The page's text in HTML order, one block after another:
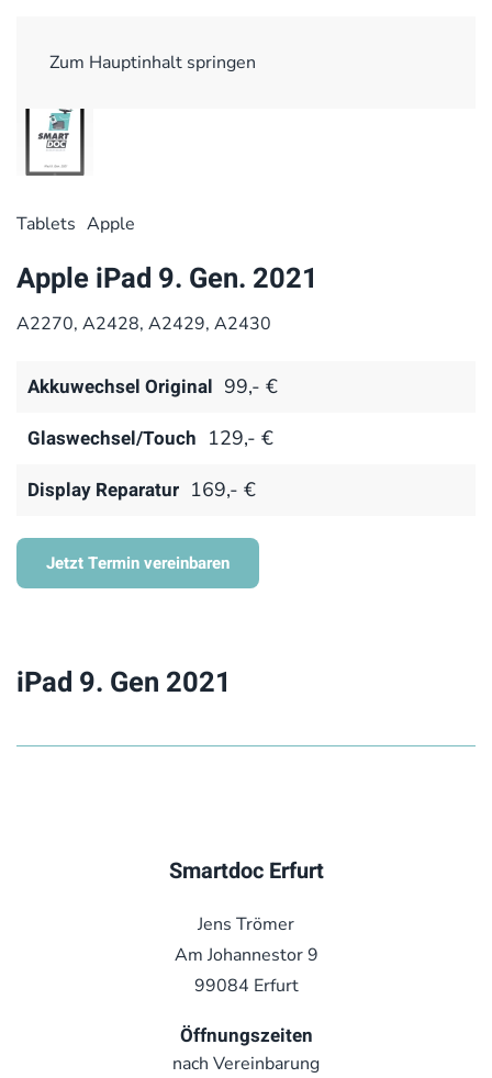
Zum Hauptinhalt springen
Tablets Apple
Apple iPad 9. Gen. 2021
A2270, A2428, A2429, A2430
Akkuwechsel Original 99,- €
Glaswechsel/Touch 129,- €
Display Reparatur 169,- €
Jetzt Termin vereinbaren
iPad 9. Gen 2021
Smartdoc Erfurt
Jens Trömer
Am Johannestor 9
99084 Erfurt
Öffnungszeiten
nach Vereinbarung